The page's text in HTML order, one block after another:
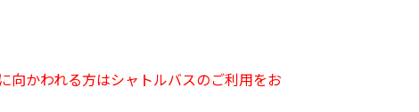
向かわれる方はシャトルバスのご利用をお